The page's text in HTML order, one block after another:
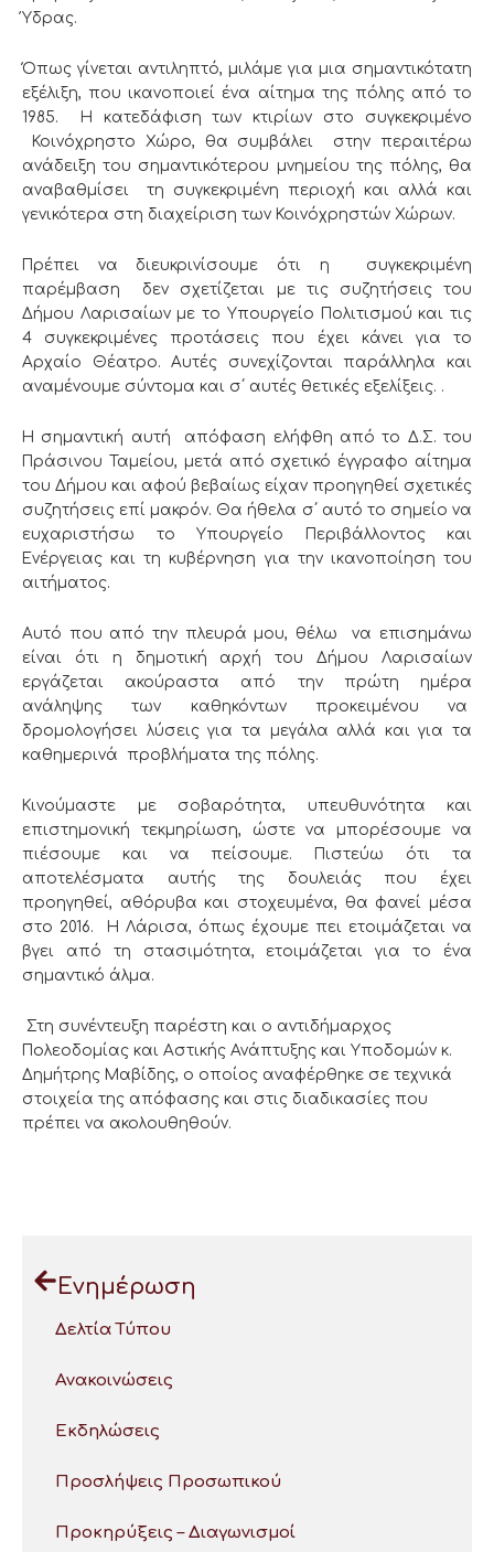
Ύδρας.
Όπως γίνεται αντιληπτό, μιλάμε για μια σημαντικότατη
εξέλιξη, που ικανοποιεί ένα αίτημα της πόλης από το
1985. Η κατεδάφιση των κτιρίων στο συγκεκριμένο
Κοινόχρηστο Χώρο, θα συμβάλει στην περαιτέρω
ανάδειξη του σημαντικότερου μνημείου της πόλης, θα
αναβαθμίσει τη συγκεκριμένη περιοχή και αλλά και
γενικότερα στη διαχείριση των Κοινόχρηστών Χώρων.
Πρέπει να διευκρινίσουμε ότι η συγκεκριμένη
παρέμβαση δεν σχετίζεται με τις συζητήσεις του
Δήμου Λαρισαίων με το Υπουργείο Πολιτισμού και τις
4 συγκεκριμένες προτάσεις που έχει κάνει για το
Αρχαίο Θέατρο. Αυτές συνεχίζονται παράλληλα και
αναμένουμε σύντομα και σ΄ αυτές θετικές εξελίξεις. .
Η σημαντική αυτή απόφαση ελήφθη από το Δ.Σ. του
Πράσινου Ταμείου, μετά από σχετικό έγγραφο αίτημα
του Δήμου και αφού βεβαίως είχαν προηγηθεί σχετικές
συζητήσεις επί μακρόν. Θα ήθελα σ΄ αυτό το σημείο να
ευχαριστήσω το Υπουργείο Περιβάλλοντος και
Ενέργειας και τη κυβέρνηση για την ικανοποίηση του
αιτήματος.
Αυτό που από την πλευρά μου, θέλω να επισημάνω
είναι ότι η δημοτική αρχή του Δήμου Λαρισαίων
εργάζεται ακούραστα από την πρώτη ημέρα
ανάληψης των καθηκόντων προκειμένου να
δρομολογήσει λύσεις για τα μεγάλα αλλά και για τα
καθημερινά προβλήματα της πόλης.
Κινούμαστε με σοβαρότητα, υπευθυνότητα και
επιστημονική τεκμηρίωση, ώστε να μπορέσουμε να
πιέσουμε και να πείσουμε. Πιστεύω ότι τα
αποτελέσματα αυτής της δουλειάς που έχει
προηγηθεί, αθόρυβα και στοχευμένα, θα φανεί μέσα
στο 2016. Η Λάρισα, όπως έχουμε πει ετοιμάζεται να
βγει από τη στασιμότητα, ετοιμάζεται για το ένα
σημαντικό άλμα.
Στη συνέντευξη παρέστη και ο αντιδήμαρχος
Πολεοδομίας και Αστικής Ανάπτυξης και Υποδομών κ.
Δημήτρης Μαβίδης, ο οποίος αναφέρθηκε σε τεχνικά
στοιχεία της απόφασης και στις διαδικασίες που
πρέπει να ακολουθηθούν.
Ενημέρωση
Δελτία Τύπου
Ανακοινώσεις
Εκδηλώσεις
Προσλήψεις Προσωπικού
Προκηρύξεις – Διαγωνισμοί